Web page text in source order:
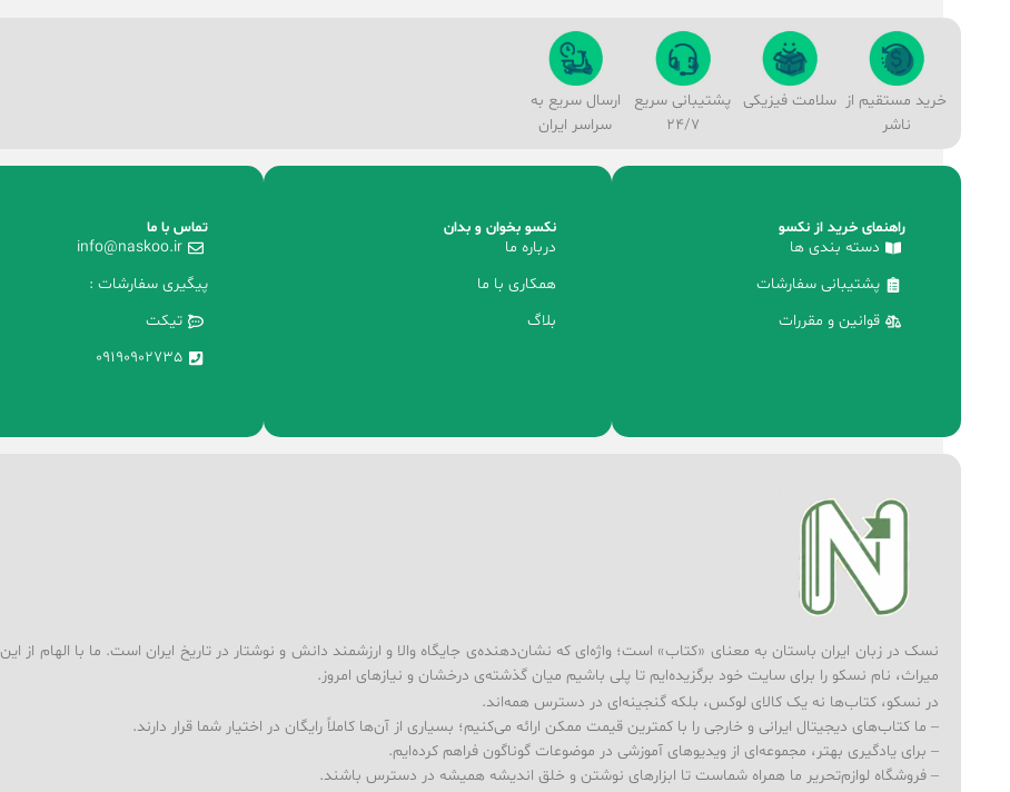
خرید مستقیم از
ناشر
سلامت فیزیکی
پشتیبانی سریع
24/7
ارسال سریع به
سراسر ایران
راهنمای خرید از نکسو
دسته بندی ها
پشتیبانی سفارشات
قوانین و مقررات
نکسو بخوان و بدان
درباره ما
همکاری با ما
بلاگ
تماس با ما
info@naskoo.ir
پیگیری سفارشات :
تیکت
09190902735
نسک در زبان ایران باستان به معنای «کتاب» است؛ واژه‌ای که نشان‌دهنده‌ی جایگاه والا و ارزشمند دانش و نوشتار در تاریخ ایران است. ما با الهام از این
میراث، نام نسکو را برای سایت خود برگزیده‌ایم تا پلی باشیم میان گذشته‌ی درخشان و نیازهای امروز.
در نسکو، کتاب‌ها نه یک کالای لوکس، بلکه گنجینه‌ای در دسترس همه‌اند.
– ما کتاب‌های دیجیتال ایرانی و خارجی را با کمترین قیمت ممکن ارائه می‌کنیم؛ بسیاری از آن‌ها کاملاً رایگان در اختیار شما قرار دارند.
– برای یادگیری بهتر، مجموعه‌ای از ویدیوهای آموزشی در موضوعات گوناگون فراهم کرده‌ایم.
– فروشگاه لوازم‌تحریر ما همراه شماست تا ابزارهای نوشتن و خلق اندیشه همیشه در دسترس باشند.